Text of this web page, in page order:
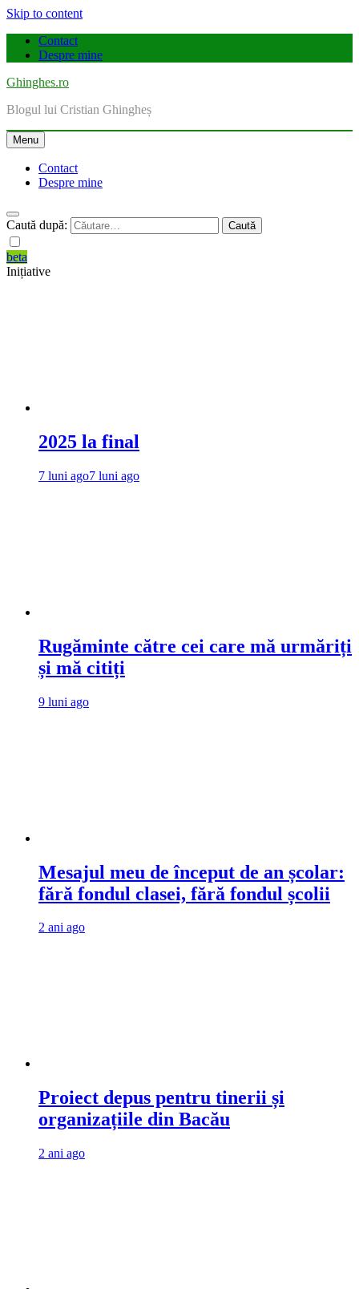
Skip to content
Contact
Despre mine
Ghinghes.ro
Blogul lui Cristian Ghingheș
Menu
Contact
Despre mine
Caută după:
beta
Inițiative
2025 la final
7 luni ago7 luni ago
Rugăminte către cei care mă urmăriți
și mă citiți
9 luni ago
Mesajul meu de început de an școlar:
fără fondul clasei, fără fondul școlii
2 ani ago
Proiect depus pentru tinerii și
organizațiile din Bacău
2 ani ago